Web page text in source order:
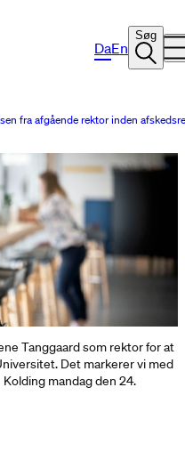
DaEn
Søg
fra afgående rektor inden
Tanggaard som rektor for at
Det markerer vi med
mandag den 24.